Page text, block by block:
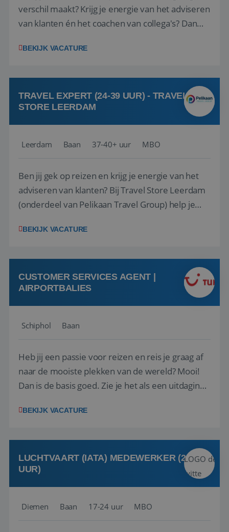
verschil maakt? Krijg je energie van het adviseren
van klanten én het coachen van collega's? Dan
(onderdeel van Pelikaan Travel Group) zoeken
team het reisbureau verder...
BEKIJK VACATURE
TRAVEL EXPERT (24-39 UUR) - TRAVEL
STORE LEERDAM
Leerdam Baan 37-40+ uur MBO
Ben jij gek op reizen en krijg je energie van het
adviseren van klanten? Bij Travel Store Leerdam
(onderdeel van Pelikaan Travel Group) help je
vinden. Samen maken we van elke reis een
hebt in de reisbranche of j...
BEKIJK VACATURE
CUSTOMER SERVICES AGENT |
AIRPORTBALIES
Schiphol Baan
Heb jij een passie voor reizen en reis je graag af
naar de mooiste plekken van de wereld? Mooi!
Dan is de basis goed. Zie je het als een uitdaging
het samenstellen en boeken van de perfecte
deze onderdelen zijn nu samen gevoegd...
BEKIJK VACATURE
LUCHTVAART (IATA) MEDEWERKER (24-32
UUR)
Diemen Baan 17-24 uur MBO